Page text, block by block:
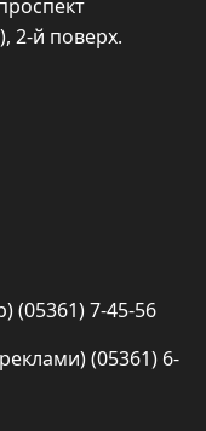
2-й поверх.
(05361) 7-45-56
(05361) 6-